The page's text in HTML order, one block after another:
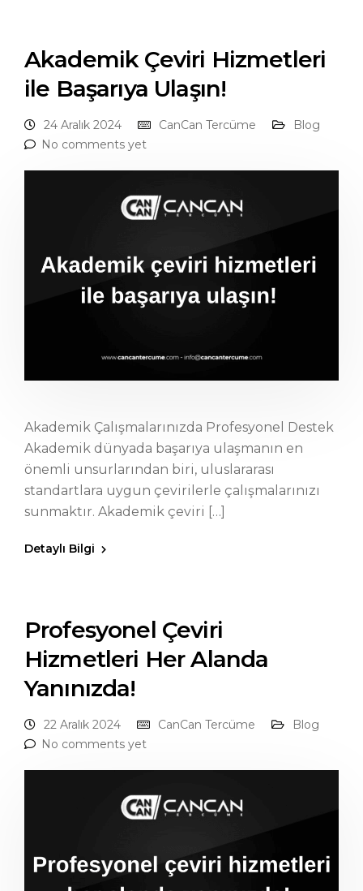
Akademik Çeviri Hizmetleri
ile Başarıya Ulaşın!
24 Aralık 2024 CanCan Tercüme
Blog
No comments yet
Akademik Çalışmalarınızda Profesyonel Destek
Akademik dünyada başarıya ulaşmanın en
önemli unsurlarından biri, uluslararası
standartlara uygun çevirilerle çalışmalarınızı
sunmaktır. Akademik çeviri […]
Detaylı Bilgi
Profesyonel Çeviri
Hizmetleri Her Alanda
Yanınızda!
22 Aralık 2024 CanCan Tercüme
Blog
No comments yet